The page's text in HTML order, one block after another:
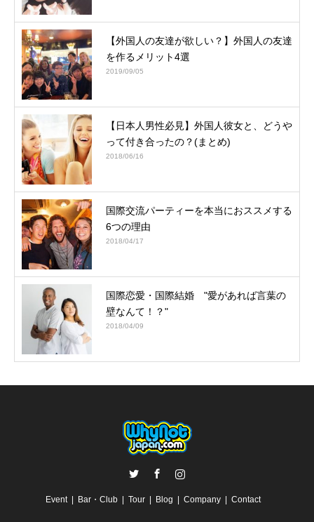
【外国人の友達が欲しい？】外国人の友達
を作るメリット4選
2019/09/05
【日本人男性必見】外国人彼女と、どうや
って付き合ったの？(まとめ)
2018/06/16
国際交流パーティーを本当におススメする
6つの理由
2018/04/17
国際恋愛・国際結婚 "愛があれば言葉の
壁なんて！？"
2018/04/09
Event Bar・Club Tour Blog Company Contact